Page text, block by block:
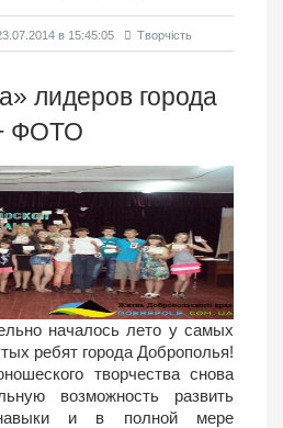
в 15:45:05 Творчість
лидеров города
ФОТО
началось лето у самых
ребят города Доброполья!
творчества снова
возможность развить
и в полной мере